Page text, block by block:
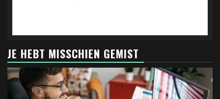
JE HEBT MISSCHIEN GEMIST